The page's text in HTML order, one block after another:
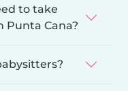
to take
Punta Cana?